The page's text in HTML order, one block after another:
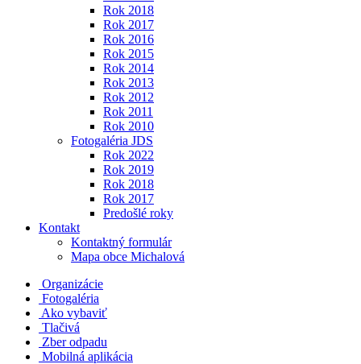
Rok 2018
Rok 2017
Rok 2016
Rok 2015
Rok 2014
Rok 2013
Rok 2012
Rok 2011
Rok 2010
Fotogaléria JDS
Rok 2022
Rok 2019
Rok 2018
Rok 2017
Predošlé roky
Kontakt
Kontaktný formulár
Mapa obce Michalová
Organizácie
Fotogaléria
Ako vybaviť
Tlačivá
Zber odpadu
Mobilná aplikácia